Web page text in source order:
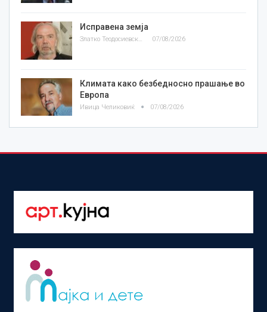
Исправена земја
Златко Теодосиевски 07/08/2026
Климата како безбедносно прашање во
Европа
Ивица Челиковиќ 07/08/2026